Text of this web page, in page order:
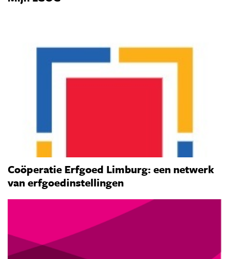
Coöperatie Erfgoed Limburg: een netwerk
van erfgoedinstellingen